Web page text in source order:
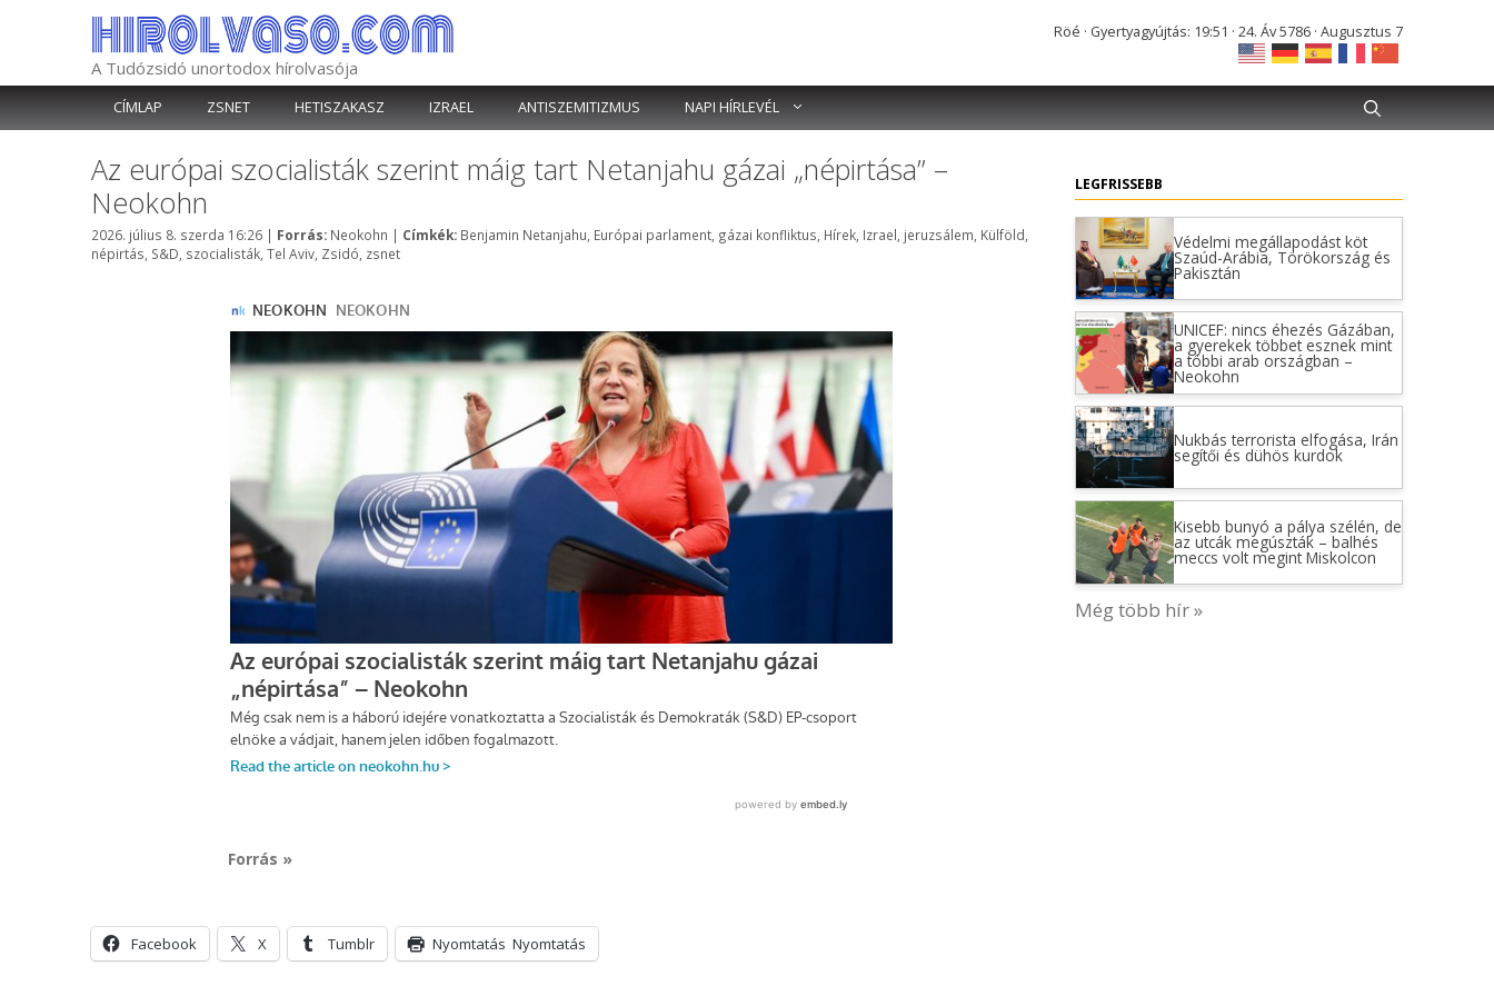
A Tudózsidó unortodox hírolvasója
Röé · Gyertyagyújtás: 19:51 · 24. Áv 5786 · Augusztus 7
CÍMLAP ZSNET HETISZAKASZ IZRAEL ANTISZEMITIZMUS NAPI HÍRLEVÉL
Az európai szocialisták szerint máig tart Netanjahu gázai „népirtása” –
Neokohn
2026. július 8. szerda 16:26 | Forrás: Kategória
Neokohn | Címkék: Címkék
Benjamin Netanjahu Európai parlament gázai konfliktus Hírek Izrael jeruzsálem Külföld
népirtás S&D szocialisták Tel Aviv Zsidó zsnet
Forrás »
Facebook X Tumblr Nyomtatás Nyomtatás
LEGFRISSEBB
Védelmi megállapodást köt
Szaúd-Arábia, Törökország és
Pakisztán
UNICEF: nincs éhezés Gázában,
a gyerekek többet esznek mint
a többi arab országban –
Neokohn
Nukbás terrorista elfogása, Irán
segítői és dühös kurdok
Kisebb bunyó a pálya szélén, de
az utcák megúszták – balhés
meccs volt megint Miskolcon
Még több hír »